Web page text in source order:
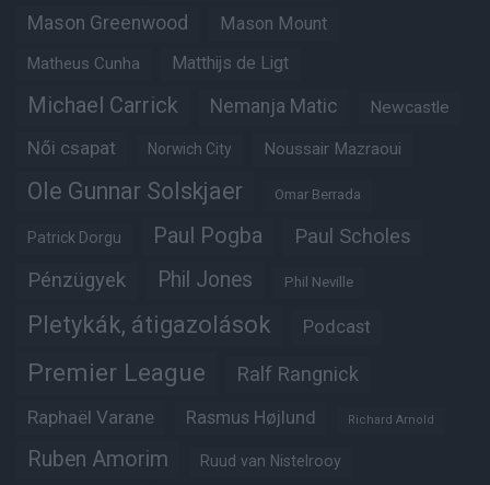
Mason Greenwood Mason Mount
Matheus Cunha Matthijs de Ligt
Michael Carrick Nemanja Matic Newcastle
Női csapat Norwich City Noussair Mazraoui
Ole Gunnar Solskjaer Omar Berrada
Patrick Dorgu Paul Pogba Paul Scholes
Pénzügyek Phil Jones Phil Neville
Pletykák, átigazolások Podcast
Premier League Ralf Rangnick
Raphaël Varane Rasmus Højlund Richard Arnold
Ruben Amorim Ruud van Nistelrooy